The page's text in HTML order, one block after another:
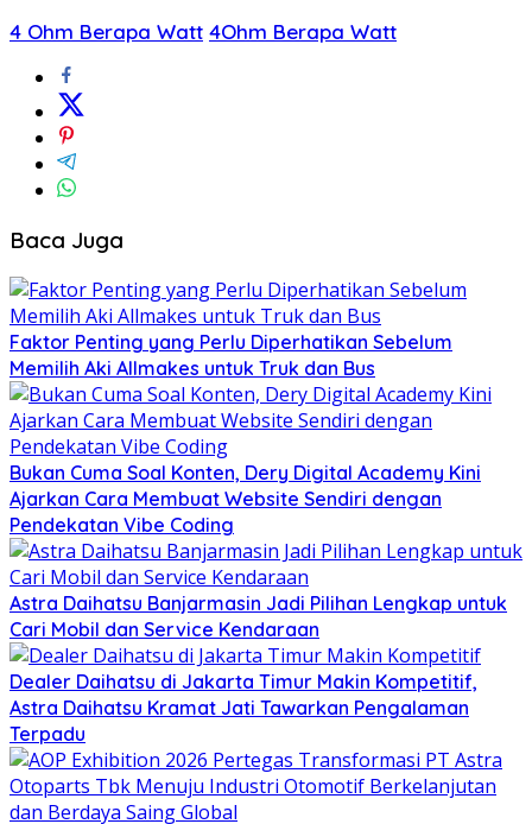
4 Ohm Berapa Watt 4Ohm Berapa Watt
Baca Juga
Faktor Penting yang Perlu Diperhatikan Sebelum
Memilih Aki Allmakes untuk Truk dan Bus
Bukan Cuma Soal Konten, Dery Digital Academy Kini
Ajarkan Cara Membuat Website Sendiri dengan
Pendekatan Vibe Coding
Astra Daihatsu Banjarmasin Jadi Pilihan Lengkap untuk
Cari Mobil dan Service Kendaraan
Dealer Daihatsu di Jakarta Timur Makin Kompetitif,
Astra Daihatsu Kramat Jati Tawarkan Pengalaman
Terpadu